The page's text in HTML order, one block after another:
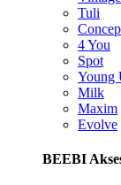
Tuli
4 You
Spot
Young
Milk
Maxim
Evolve
BEEBI